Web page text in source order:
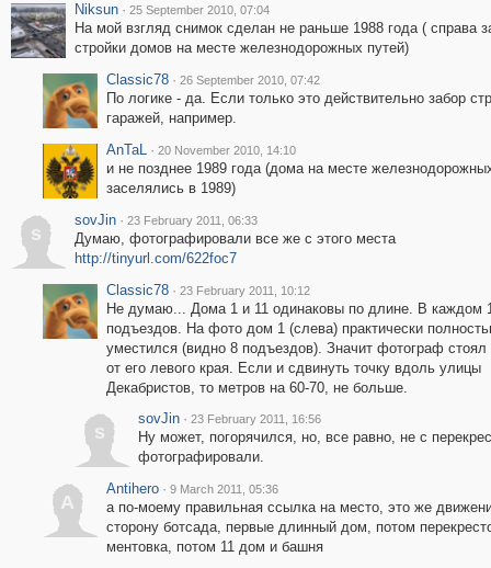
Niksun · 25 September 2010, 07:04
На мой взгляд снимок сделан не раньше 1988 года ( справа
стройки домов на месте железнодорожных путей)
Classic78 · 26 September 2010, 07:42
По логике - да. Если только это действительно забор
гаражей, например.
AnTaL · 20 November 2010, 14:10
и не позднее 1989 года (дома на месте
заселялись в 1989)
s
sovJin · 23 February 2011, 06:33
Думаю, фотографировали все же с этого места
http://tinyurl.com/622foc7
Classic78 · 23 February 2011, 10:12
Не думаю... Дома 1 и 11 одинаковы по длине. В каждом
подъездов. На фото дом 1 (слева) практически
уместился (видно 8 подъездов). Значит фотограф стоял
от его левого края. Если и сдвинуть точку вдоль улицы
Декабристов, то метров на 60-70, не больше.
s
sovJin · 23 February 2011, 16:56
Ну может, погорячился, но, все равно, не с
фотографировали.
A
Antihero · 9 March 2011, 05:36
а по-моему правильная ссылка на место, это же
сторону ботсада, первые длинный дом, потом
ментовка, потом 11 дом и башня